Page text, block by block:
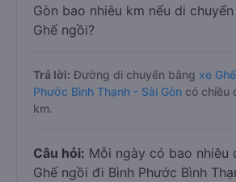
Gòn bao nhiêu km nếu di
Ghế ngồi?
Trả lời: Đường di chuyển bằng xe
Phước Bình Thạnh - Sài Gòn có chiều
km.
Câu hỏi: Mỗi ngày có bao nhiêu
Ghế ngồi đi Bình Phước Bình